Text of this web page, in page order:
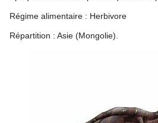
Régime alimentaire : Herbivore
Répartition : Asie (Mongolie).